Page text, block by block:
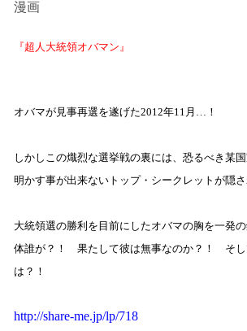
『超人大統領オバマン』
オバマが見事再選を遂げた2012年11 月…！
しかしこの熾烈な選挙戦の裏には、恐るべき某
明かす事が出来ないトップ・シークレットが隠さ
大統領選の勝利を目前にしたオバマの胸を一発
体誰が？！ 果たして彼は無事なのか？！ そし
は？！
http://share-me.jp/lp/718